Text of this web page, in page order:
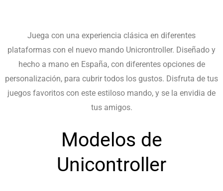
Juega con una experiencia clásica en diferentes
plataformas con el nuevo mando Unicrontroller. Diseñado y
hecho a mano en España, con diferentes opciones de
personalización, para cubrir todos los gustos. Disfruta de tus
juegos favoritos con este estiloso mando, y se la envidia de
tus amigos.
Modelos de
Unicontroller